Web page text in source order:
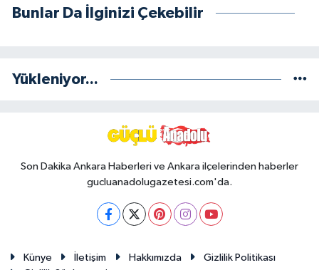
Bunlar Da İlginizi Çekebilir
Yükleniyor...
Son Dakika Ankara Haberleri ve Ankara ilçelerinden haberler
gucluanadolugazetesi.com'da.
Künye İletişim Hakkımızda
Gizlilik Politikası